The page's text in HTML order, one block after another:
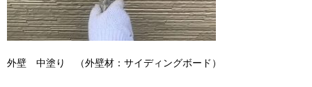
外壁 中塗り （外壁材：サイディングボード）